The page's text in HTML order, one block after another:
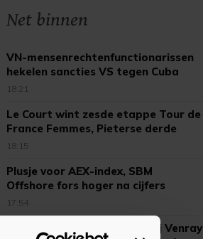
Net binnen
VN-mensenrechtenfunctionarissen
hekelen sancties VS tegen Cuba
18:21
Le Court wint zesde etappe Tour de
France Femmes, Pieterse derde
18:15
Plusje voor AEX-index, SBM
Offshore fors hoger na cijfers
17:54
Vrijdag weer geen treinen bij Venray